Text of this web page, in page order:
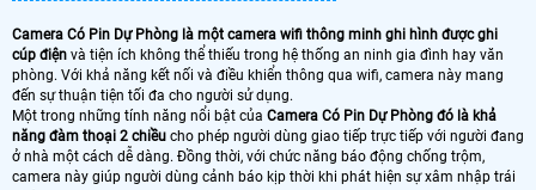
Camera Có Pin Dự Phòng là một camera wifi thông minh ghi hình được ghi
cúp điện và tiện ích không thể thiếu trong hệ thống an ninh gia đình hay văn
phòng. Với khả năng kết nối và điều khiển thông qua wifi, camera này mang
đến sự thuận tiện tối đa cho người sử dụng.
Một trong những tính năng nổi bật của Camera Có Pin Dự Phòng đó là khả
năng đàm thoại 2 chiều cho phép người dùng giao tiếp trực tiếp với người đang
ở nhà một cách dễ dàng. Đồng thời, với chức năng báo động chống trộm,
camera này giúp người dùng cảnh báo kịp thời khi phát hiện sự xâm nhập trái